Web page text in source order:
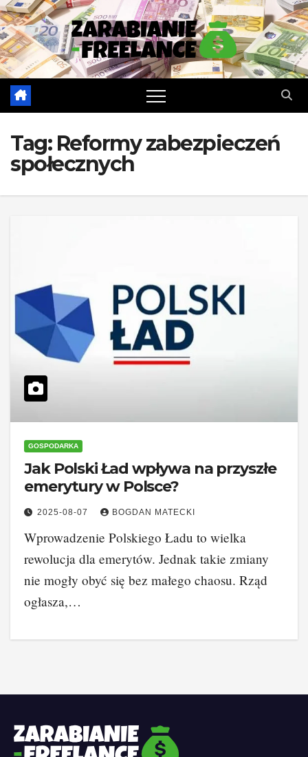
Skip
to
content
Tag: Reformy zabezpieczeń
społecznych
GOSPODARKA
Jak Polski Ład wpływa na przyszłe
emerytury w Polsce?
2025-08-07 BOGDAN MATECKI
Wprowadzenie Polskiego Ładu to wielka
rewolucja dla emerytów. Jednak takie zmiany
nie mogły obyć się bez małego chaosu. Rząd
ogłasza,…